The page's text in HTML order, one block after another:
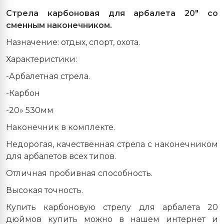
Стрела карбоновая для арбалета 20" со
сменным наконечником.
Назначение: отдых, спорт, охота.
Характеристики:
-Арбалетная стрела.
-Карбон
-20» 530мм
Наконечник в комплекте.
Недорогая, качественная стрела с наконечником
для арбалетов всех типов.
Отличная пробивная способность.
Высокая точность.
Купить карбоновую стрелу для арбалета 20
дюймов купить можно в нашем интернет и